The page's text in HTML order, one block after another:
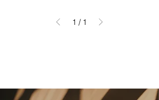
1 / 1